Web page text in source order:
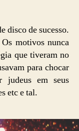
disco de sucesso.
motivos nunca
que tiveram no
para chocar
judeus em seus
etc e tal.